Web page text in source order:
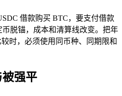
借款购买 BTC，要支付借款
脱锚，成本和清算线改变。把年
时，必须使用同币种、同期限和
强平